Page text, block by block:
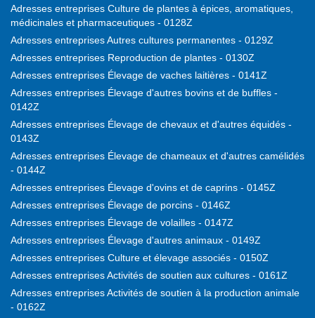
Adresses entreprises Culture de plantes à épices, aromatiques,
médicinales et pharmaceutiques - 0128Z
Adresses entreprises Autres cultures permanentes - 0129Z
Adresses entreprises Reproduction de plantes - 0130Z
Adresses entreprises Élevage de vaches laitières - 0141Z
Adresses entreprises Élevage d'autres bovins et de buffles -
0142Z
Adresses entreprises Élevage de chevaux et d'autres équidés -
0143Z
Adresses entreprises Élevage de chameaux et d'autres camélidés
- 0144Z
Adresses entreprises Élevage d'ovins et de caprins - 0145Z
Adresses entreprises Élevage de porcins - 0146Z
Adresses entreprises Élevage de volailles - 0147Z
Adresses entreprises Élevage d'autres animaux - 0149Z
Adresses entreprises Culture et élevage associés - 0150Z
Adresses entreprises Activités de soutien aux cultures - 0161Z
Adresses entreprises Activités de soutien à la production animale
- 0162Z